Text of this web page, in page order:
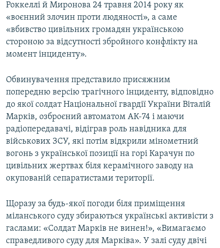
Роккеллі й Миронова 24 травня 2014 року як
«воєнний злочин проти людяності», а саме
«вбивство цивільних громадян українською
стороною за відсутності збройного конфлікту на
момент інциденту».
Обвинувачення представило присяжним
попередню версію трагічного інциденту, відповідно
до якої солдат Національної гвардії України Віталій
Марків, озброєний автоматом АК-74 і маючи
радіопередавачі, відіграв роль навідника для
військових ЗСУ, які потім відкрили мінометний
вогонь з української позиції на горі Карачун по
цивільних жертвах біля керамічного заводу на
окупованій сепаратистами території.
Щоразу за будь-якої погоди біля приміщення
міланського суду збираються українські активісти з
гаслами: «Солдат Марків не винен!», «Вимагаємо
справедливого суду для Марківа». У залі суду двічі